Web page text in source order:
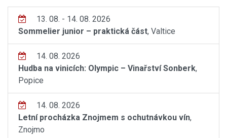
13. 08. - 14. 08. 2026
Sommelier junior – praktická část, Valtice
14. 08. 2026
Hudba na vinicích: Olympic – Vinařství Sonberk,
Popice
14. 08. 2026
Letní procházka Znojmem s ochutnávkou vín,
Znojmo